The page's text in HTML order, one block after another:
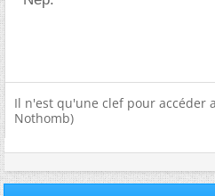
Il n'est qu'une clef pour accéder
Nothomb)